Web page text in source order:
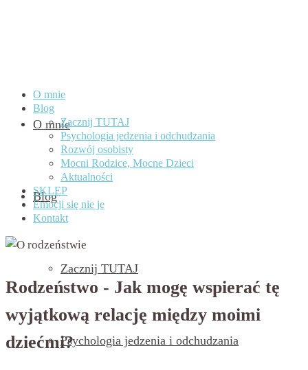
O mnie
Blog
Zacznij TUTAJ
Psychologia jedzenia i odchudzania
O mnie
Blog
Zacznij TUTAJ
Psychologia jedzenia i odchudzania
Rozwój osobisty
Mocni Rodzice, Mocne Dzieci
Aktualności
SKLEP
Emocji się nie je
Kontakt
Rodzeństwo - Jak mogę wspierać tę
wyjątkową relację między moimi
dziećmi?